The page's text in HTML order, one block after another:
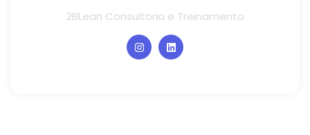
2BLean Consultoria e Treinamento